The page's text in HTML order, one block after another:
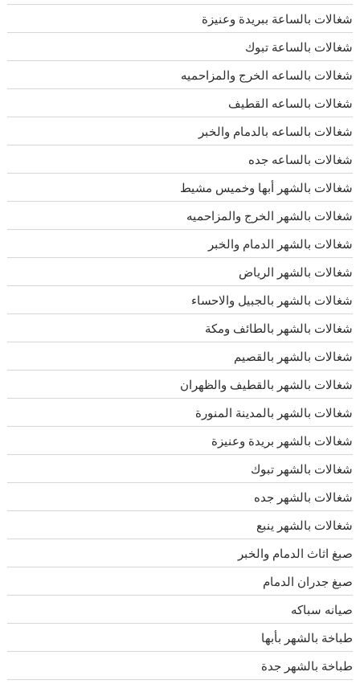
شغالات بالساعة ببريدة وعنيزة
شغالات بالساعة تبوك
شغالات بالساعه الخرج والمزاحميه
شغالات بالساعه القطيف
شغالات بالساعه بالدمام والخبر
شغالات بالساعه جده
شغالات بالشهر أبها وخميس مشيط
شغالات بالشهر الخرج والمزاحميه
شغالات بالشهر الدمام والخبر
شغالات بالشهر الرياض
شغالات بالشهر بالجبيل والاحساء
شغالات بالشهر بالطائف ومكة
شغالات بالشهر بالقصيم
شغالات بالشهر بالقطيف والظهران
شغالات بالشهر بالمدينة المنورة
شغالات بالشهر بريدة وعنيزة
شغالات بالشهر تبوك
شغالات بالشهر جده
شغالات بالشهر ينبع
صبغ اثاث الدمام والخبر
صبغ جدران الدمام
صيانه سباكه
طباخة بالشهر بأبها
طباخة بالشهر جدة